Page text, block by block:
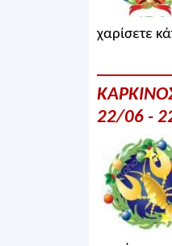
χαρίσετε
22/06 -